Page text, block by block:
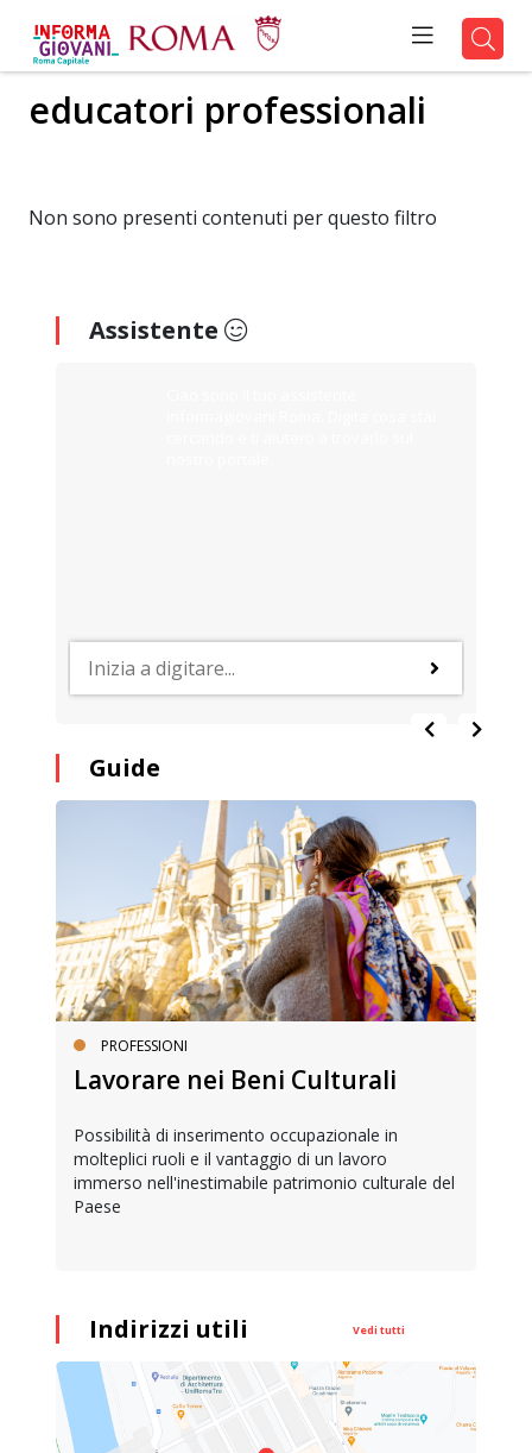
educatori professionali
Non sono presenti contenuti per questo filtro
Assistente
Guide
PROFESSIONI
Lavorare nei Beni Culturali
Possibilità di inserimento occupazionale in
molteplici ruoli e il vantaggio di un lavoro
immerso nell'inestimabile patrimonio culturale del
Paese
Indirizzi utili Vedi tutti